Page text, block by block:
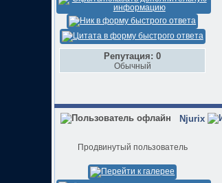
Репутация: 0
Обычный
Njurix
Продвинутый пользователь